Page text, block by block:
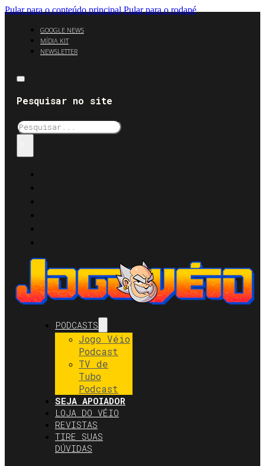
Pular para o conteúdo principal Pular para o rodapé
GOOGLE NEWS
MÍDIA KIT
NEWSLETTER
Pesquisar no site
Pesquisar
PODCASTS
Jogo Véio
Podcast
TV de
Tubo
Podcast
SEJA APOIADOR
LOJA DO VÉIO
REVISTAS
TIRE SUAS
DÚVIDAS